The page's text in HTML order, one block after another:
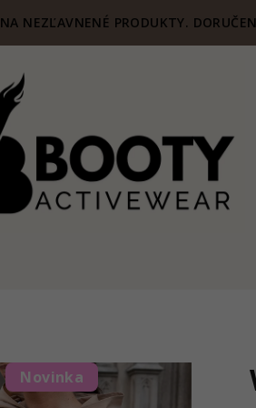
NEZĽAVNENÉ PRODUKTY.
Novinka